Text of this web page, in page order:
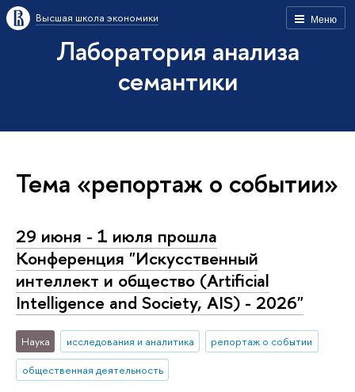
Меню
Высшая школа экономики
Лаборатория анализа
семантики
Тема «репортаж о событии»
29 июня - 1 июля прошла
Конференция "Искусственный
интеллект и общество (Artificial
Intelligence and Society, AIS) - 2026"
Наука исследования и аналитика
репортаж о событии
общественная деятельность